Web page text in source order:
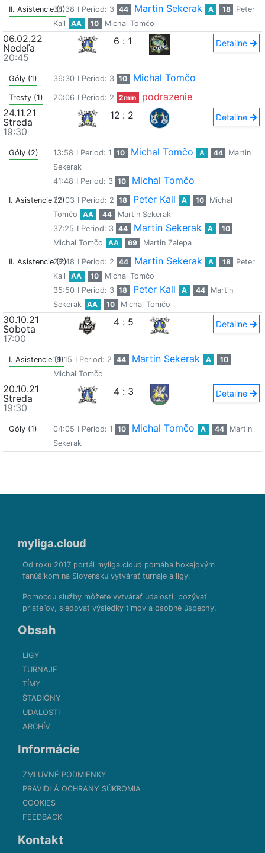
II. Asistencie (1)
38:38 I Period: 3 44 Martin Sekerak A 18
Peter
Kall
AA 10 Michal Tomčo
06.02.22
Nedeľa
20:45
6 : 1 Detailne
Góly (1) 36:30 I Period: 3 10 Michal Tomčo
Tresty (1) 20:06 I Period: 2 2min
podrazenie
24.11.21
Streda
19:30
12 : 2 Detailne
Góly (2) 13:58 I Period: 1 10 Michal Tomčo A 44
Martin
Sekerak
41:48 I Period: 3 10 Michal Tomčo
I. Asistencie (2)23:03 I Period: 2 18 Peter Kall A 10
Michal
Tomčo
AA 44
Martin Sekerak
37:25 I Period: 3 44 Martin Sekerak A
10
Michal Tomčo
AA 69 Martin Zalepa
II. Asistencie (2)
28:48 I Period: 2 44 Martin Sekerak A 18
Peter
Kall
AA 10
Michal Tomčo
35:50 I Period: 3 18 Peter Kall A 44
Martin
Sekerak
AA 10 Michal Tomčo
30.10.21
Sobota
17:00
4 : 5 Detailne
I. Asistencie (1)19:15 I Period: 2 44 Martin Sekerak A
10
Michal Tomčo
20.10.21
Streda
19:30
4 : 3 Detailne
Góly (1) 04:05 I Period: 1 10 Michal Tomčo A 44
Martin
Sekerak
myliga.cloud
Od roku 2017 portál myliga.cloud pomáha hokejovým
fanúšikom na Slovensku vytvárať turnaje a ligy.
Pomocou služby môžete vytvárať udalosti, pozývať
priateľov, sledovať výsledky tímov a osobné úspechy.
Obsah
LIGY
TURNAJE
TÍMY
ŠTADIÓNY
UDALOSTI
ARCHÍV
Informácie
ZMLUVNÉ PODMIENKY
PRAVIDLÁ OCHRANY SÚKROMIA
COOKIES
FEEDBACK
Kontakt